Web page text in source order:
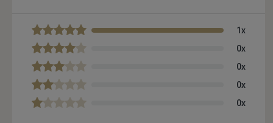
1x
0x
0x
0x
0x